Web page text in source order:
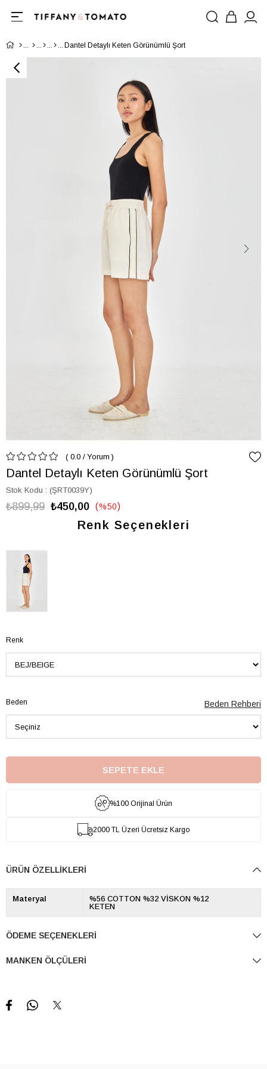
Dantel Detaylı Keten Görünümlü Şort
0.0 / Yorum
Dantel Detaylı Keten Görünümlü Şort
Stok Kodu (ŞRT0039Y)
₺899,99 ₺450,00 %50
İndirim
Renk Seçenekleri
Renk
Beden Beden Rehberi
%100 Orijinal Ürün
2000 TL Üzeri Ücretsiz Kargo
ÜRÜN ÖZELLIKLERI
Materyal
%56 COTTON %32 VİSKON %12
KETEN
ÖDEME SEÇENEKLERI
MANKEN ÖLÇÜLERI